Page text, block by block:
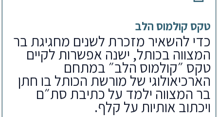
טקס קולמוס הלב
כדי להשאיר מזכרת לשנים מחגיגת בר
המצווה בכותל, ישנה אפשרות לקיים
טקס ״קולמוס הלב״ במתחם
הארכיאולוגי של מורשת הכותל בו חתן
בר המצווה ילמד על כתיבת סת״ם
ויכתוב אותיות על קלף.